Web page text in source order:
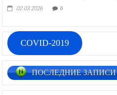
02.03.2026 0
COVID-2019
ПОСЛЕДНИЕ ЗАПИСИ